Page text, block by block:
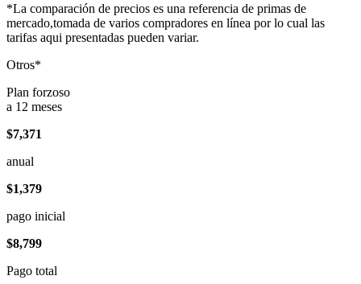
*La comparación de precios es una referencia de primas de
mercado,tomada de varios compradores en línea por lo cual las
tarifas aqui presentadas pueden variar.
Otros*
Plan forzoso
a 12 meses
$7,371
anual
$1,379
pago inicial
$8,799
Pago total